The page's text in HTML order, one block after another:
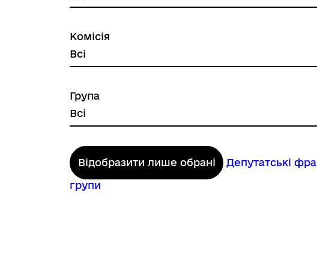
Комісія
Група
Відобразити лише обрані Депутатські
групи